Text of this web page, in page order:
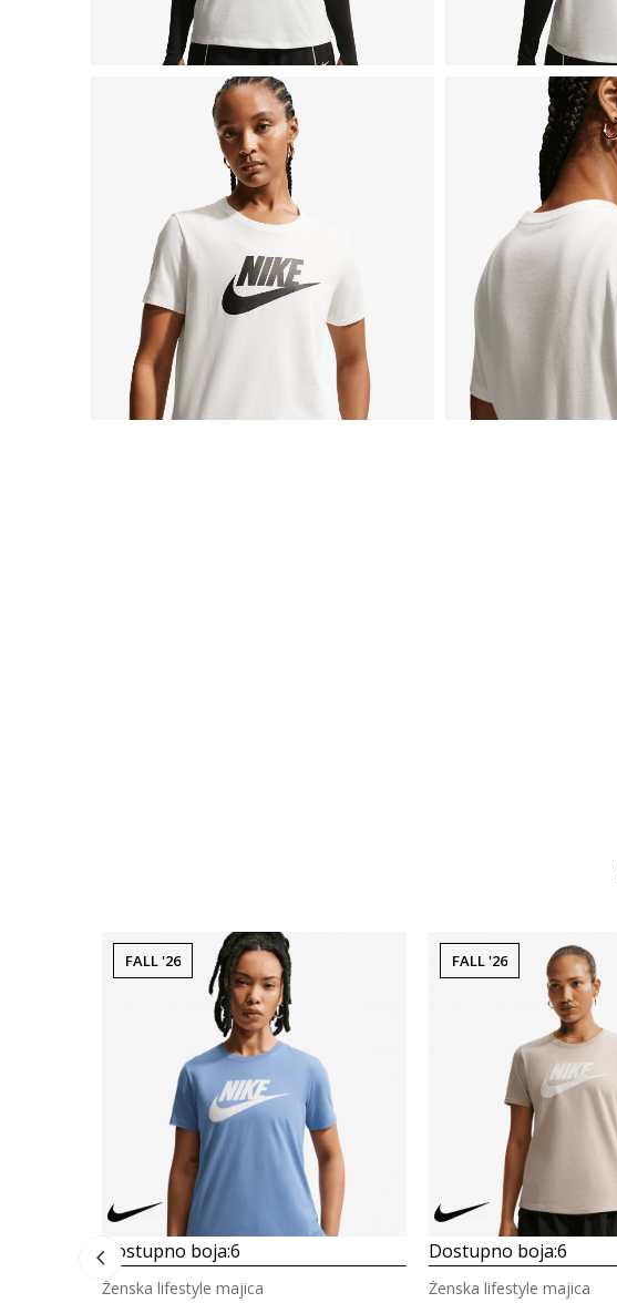
FALL '26
Dostupno boja:6
Ženska lifestyle majica
FALL '26
Dostupno boja:6
Ženska lifestyle majica